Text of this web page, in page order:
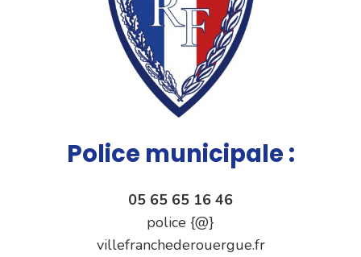
Police municipale :
05 65 65 16 46
police {@}
villefranchederouergue.fr